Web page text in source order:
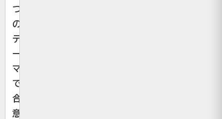
つ
の
テ
ー
マ
で
合
意